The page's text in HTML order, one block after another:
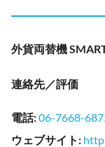
外貨両替機
連絡先／評価
電話:06-7668-
ウェブサイト :